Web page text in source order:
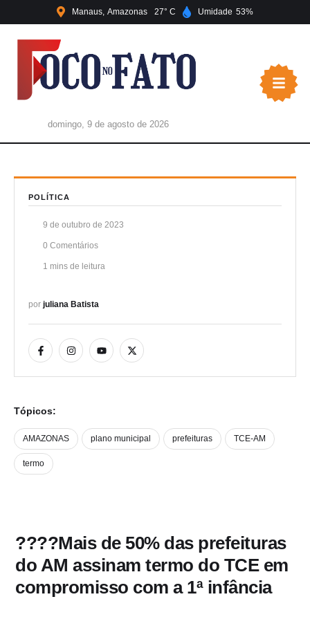
Manaus Amazonas 27 Umidade 53
domingo, 9 de agosto de 2026
POLÍTICA
9 de outubro de 2023
0 Comentários
1 mins de leitura
por juliana Batista
Tópicos:
AMAZONAS plano municipal prefeituras TCE-AM
termo
????Mais de 50% das prefeituras
do AM assinam termo do TCE em
compromisso com a 1ª infância